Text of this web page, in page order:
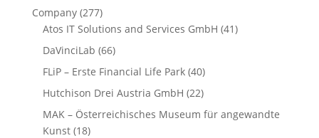
Company(277)
Atos IT Solutions and Services GmbH (41)
DaVinciLab (66)
FLiP – Erste Financial Life Park(40)
Hutchison Drei Austria GmbH (22)
MAK – Österreichisches Museum für angewandte
Kunst(18)